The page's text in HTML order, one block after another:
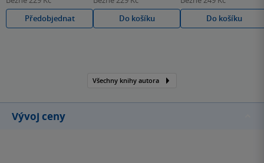
Předobjednat
Do košíku
Do košíku
Všechny knihy autora
Vývoj ceny